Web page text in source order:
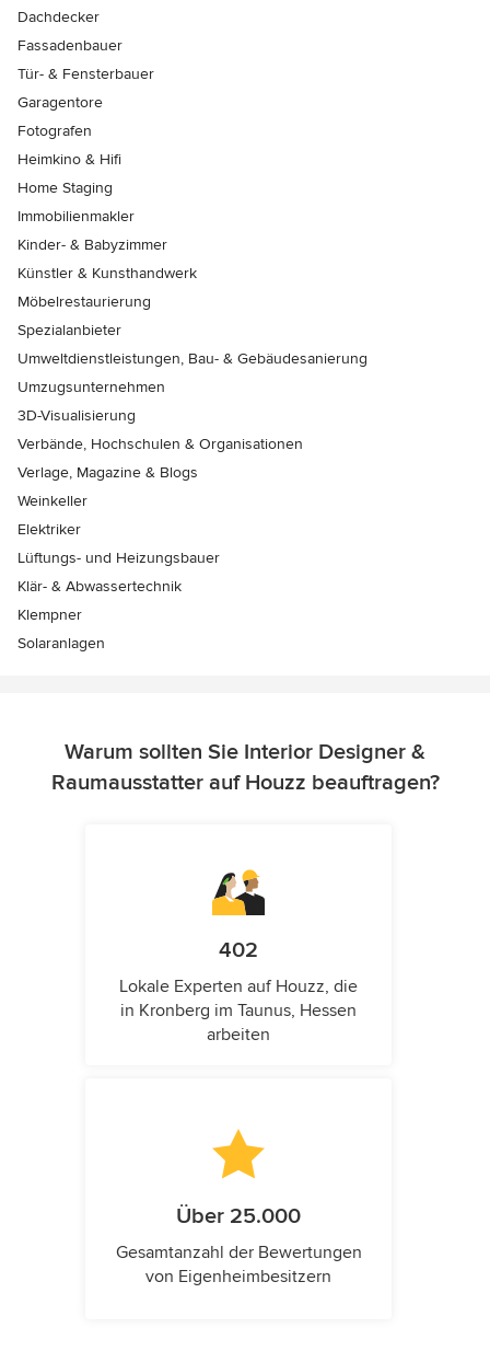
Dachdecker
Fassadenbauer
Tür- & Fensterbauer
Garagentore
Fotografen
Heimkino & Hifi
Home Staging
Immobilienmakler
Kinder- & Babyzimmer
Künstler & Kunsthandwerk
Möbelrestaurierung
Spezialanbieter
Umweltdienstleistungen, Bau- & Gebäudesanierung
Umzugsunternehmen
3D-Visualisierung
Verbände, Hochschulen & Organisationen
Verlage, Magazine & Blogs
Weinkeller
Elektriker
Lüftungs- und Heizungsbauer
Klär- & Abwassertechnik
Klempner
Solaranlagen
Warum sollten Sie Interior Designer &
Raumausstatter auf Houzz beauftragen?
402
Lokale Experten auf Houzz, die
in Kronberg im Taunus, Hessen
arbeiten
Über 25.000
Gesamtanzahl der Bewertungen
von Eigenheimbesitzern